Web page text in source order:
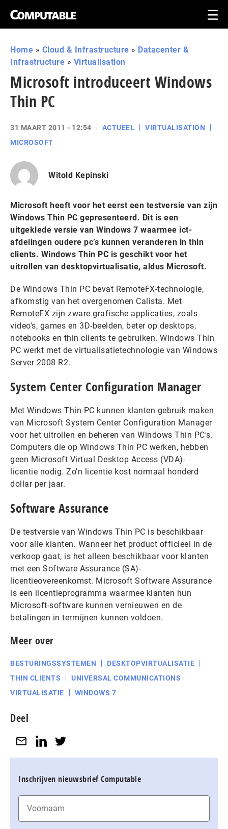
Home » Cloud & Infrastructure » Datacenter &
Infrastructure » Virtualisation
Microsoft introduceert Windows
Thin PC
31 MAART 2011 - 12:54 ACTUEEL
VIRTUALISATION
MICROSOFT
Witold Kepinski
Microsoft heeft voor het eerst een testversie van zijn
Windows Thin PC gepresenteerd. Dit is een
uitgeklede versie van Windows 7 waarmee ict-
afdelingen oudere pc’s kunnen veranderen in thin
clients. Windows Thin PC is geschikt voor het
uitrollen van desktopvirtualisatie, aldus Microsoft.
De Windows Thin PC bevat RemoteFX-technologie,
afkomstig van het overgenomen Calista. Met
RemoteFX zijn zware grafische applicaties, zoals
video's, games en 3D-beelden, beter op desktops,
notebooks en thin clients te gebruiken. Windows Thin
PC werkt met de virtualisatietechnologie van Windows
Server 2008 R2.
System Center Configuration Manager
Met Windows Thin PC kunnen klanten gebruik maken
van Microsoft System Center Configuration Manager
voor het uitrollen en beheren van Windows Thin PC's.
Computers die op Windows Thin PC werken, hebben
geen Microsoft Virtual Desktop Access (VDA)-
licentie nodig. Zo'n licentie kost normaal honderd
dollar per jaar.
Software Assurance
De testversie van Windows Thin PC is beschikbaar
voor alle klanten. Wanneer het product officieel in de
verkoop gaat, is het alleen beschikbaar voor klanten
met een Software Assurance (SA)-
licentieovereenkomst. Microsoft Software Assurance
is een licentieprogramma waarmee klanten hun
Microsoft-software kunnen vernieuwen en de
betalingen in termijnen kunnen voldoen.
Meer over
BESTURINGSSYSTEMEN
DESKTOPVIRTUALISATIE
THIN CLIENTS
UNIVERSAL COMMUNICATIONS
VIRTUALISATIE
WINDOWS 7
Deel
Inschrijven nieuwsbrief Computable